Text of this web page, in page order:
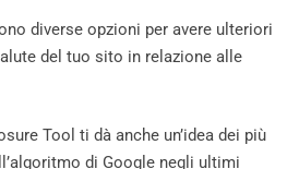
diverse opzioni per avere ulteriori
del tuo sito in relazione alle
Tool ti dà anche un’idea dei più
di Google negli ultimi